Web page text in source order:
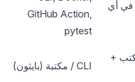
في أي
GitHub Action,
pytest
+
CLI / مكتبة (بايثون)